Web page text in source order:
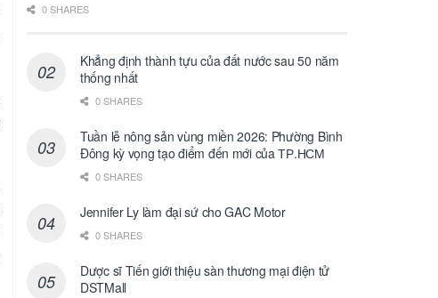
0 SHARES
Khẳng định thành tựu của đất nước sau 50 năm
thống nhất
0 SHARES
Tuần lễ nông sản vùng miền 2026: Phường Bình
Đông kỳ vọng tạo điểm đến mới của ТР.НСМ
0 SHARES
Jennifer Ly làm đại sứ cho GAC Motor
0 SHARES
Dược sĩ Tiến giới thiệu sàn thương mại điện tử
DSTMall